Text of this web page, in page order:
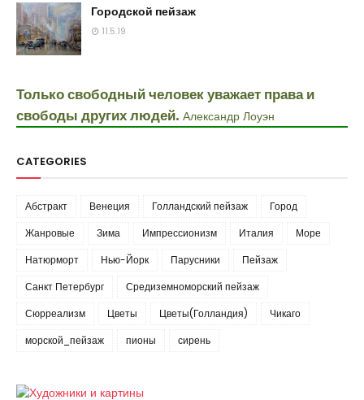
Городской пейзаж
11.5.19
Только свободный человек уважает права и
свободы других людей. Александр Лоуэн
CATEGORIES
Абстракт Венеция Голландский пейзаж
Город
Жанровые
Зима Импрессионизм Италия
Море
Натюрморт
Нью-Йорк Парусники
Пейзаж
Санкт Петербург
Средиземноморский пейзаж
Сюрреализм
Цветы Цветы(Голландия)
Чикаго
морской_пейзаж
пионы сирень